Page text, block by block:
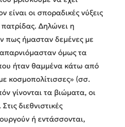
είναι οι σποραδικές νύξεις
Δηλώνει η
πως ήμασταν δεμένες με
απαρνιόμασταν όμως τα
ήταν θαμμένα κάτω από
κοσμοπολίτισσες» (σσ.
γίνονται τα βιώματα, οι
διεθνιστικές
ή εντάσσονται,